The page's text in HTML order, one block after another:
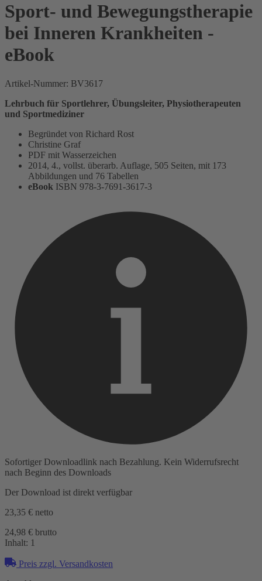
Sport- und Bewegungstherapie
bei Inneren Krankheiten -
eBook
Artikel-Nummer: BV3617
Lehrbuch für Sportlehrer, Übungsleiter, Physiotherapeuten
und Sportmediziner
Begründet von Richard Rost
Christine Graf
PDF mit Wasserzeichen
2014, 4., vollst. überarb. Auflage, 505 Seiten, mit 173
Abbildungen und 76 Tabellen
eBook ISBN 978-3-7691-3617-3
Sofortiger Downloadlink nach Bezahlung. Kein Widerrufsrecht
nach Beginn des Downloads
Der Download ist direkt verfügbar
23,35 € netto
24,98 € brutto
Inhalt: 1
Preis zzgl. Versandkosten